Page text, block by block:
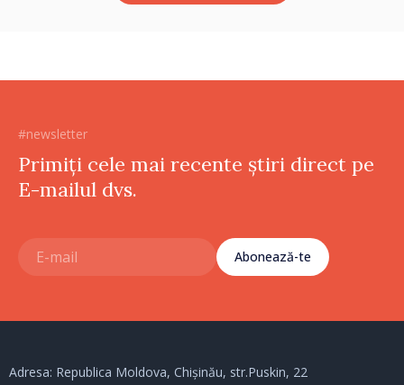
#newsletter
Primiți cele mai recente știri direct pe
E-mailul dvs.
Abonează-te
Adresa: Republica Moldova, Chișinău, str.Puskin, 22